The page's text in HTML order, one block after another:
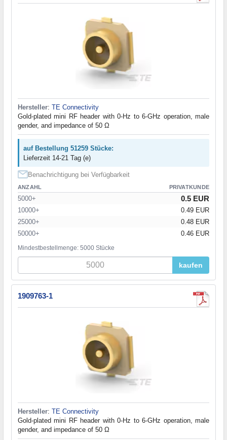
Hersteller: TE Connectivity
Gold-plated mini RF header with 0-Hz to 6-GHz operation, male
gender, and impedance of 50 Ω
auf Bestellung 51259 Stücke:
Lieferzeit 14-21 Tag (e)
Benachrichtigung bei Verfügbarkeit
ANZAHL PRIVATKUNDE
5000+ 0.5 EUR
10000+
0.49 EUR
25000+
0.48 EUR
50000+
0.46 EUR
Mindestbestellmenge: 5000 Stücke
kaufen
1909763-1
Hersteller: TE Connectivity
Gold-plated mini RF header with 0-Hz to 6-GHz operation, male
gender, and impedance of 50 Ω